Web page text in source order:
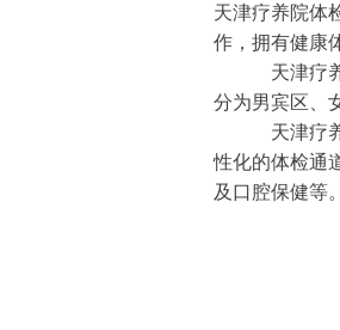
天津疗养院体
作，拥有健康
天津疗养院
分为男宾区、
天津疗养院
性化的体检通
及口腔保健等。